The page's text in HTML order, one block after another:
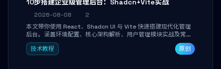
10步搭建企业级管理后台：Shadcn+Vite实战
2026-08-08
2
本文带你使用 React、Shadcn UI 与 Vite 快速搭建现代化管理
后台。涵盖环境配置、核心架构解析、用户管理模块实战及常见
踩坑指南。学完即可独立完成仪表盘搭建、组件拼装与主题定
制，满足企业级开发需求。
技术教程 原创